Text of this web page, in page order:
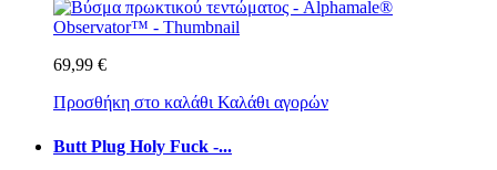
69,99 €
Προσθήκη στο καλάθι Καλάθι αγορών
Butt Plug Holy Fuck -...